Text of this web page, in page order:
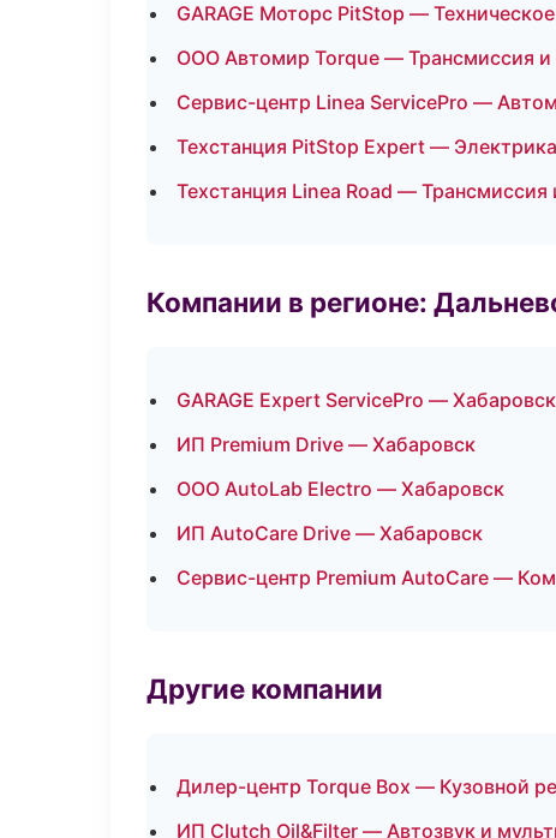
GARAGE Моторс PitStop —
ООО Автомир Torque — Трансмиссия и
Сервис-центр Linea ServicePro —
Техстанция PitStop Expert —
Техстанция Linea Road — Трансмиссия
Компании в регионе:
GARAGE Expert ServicePro — Хабаровск
ИП Premium Drive — Хабаровск
ООО AutoLab Electro — Хабаровск
ИП AutoCare Drive — Хабаровск
Сервис-центр Premium AutoCare —
Другие компании
Дилер-центр Torque Box — Кузовной
ИП Clutch Oil&Filter — Автозвук и